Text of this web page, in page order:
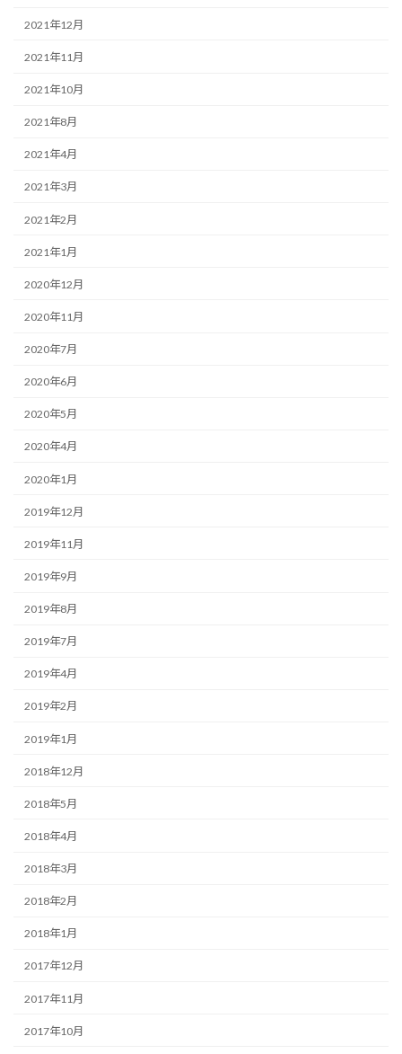
2021年12月
2021年11月
2021年10月
2021年8月
2021年4月
2021年3月
2021年2月
2021年1月
2020年12月
2020年11月
2020年7月
2020年6月
2020年5月
2020年4月
2020年1月
2019年12月
2019年11月
2019年9月
2019年8月
2019年7月
2019年4月
2019年2月
2019年1月
2018年12月
2018年5月
2018年4月
2018年3月
2018年2月
2018年1月
2017年12月
2017年11月
2017年10月